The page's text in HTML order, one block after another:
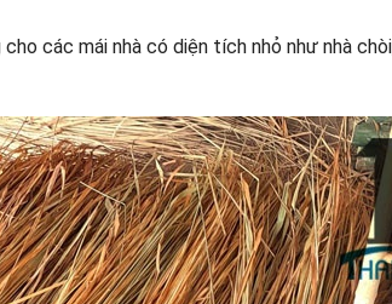
các mái nhà có diện tích nhỏ như nhà